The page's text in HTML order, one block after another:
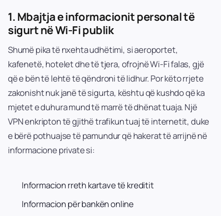
1. Mbajtja e informacionit personal të
sigurt në Wi-Fi publik
Shumë pika të nxehta udhëtimi, si aeroportet,
kafenetë, hotelet dhe të tjera, ofrojnë Wi-Fi falas, gjë
që e bën të lehtë të qëndroni të lidhur. Por këto rrjete
zakonisht nuk janë të sigurta, kështu që kushdo që ka
mjetet e duhura mund të marrë të dhënat tuaja. Një
VPN enkripton të gjithë trafikun tuaj të internetit, duke
e bërë pothuajse të pamundur që hakerat të arrijnë në
informacione private si:
Informacion rreth kartave të kreditit
Informacion për bankën online